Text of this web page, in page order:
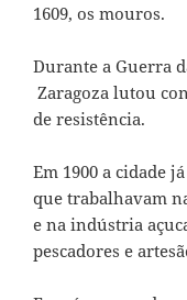
1609, os mouros.
Durante a Guerra
Zaragoza lutou
de resistência.
Em 1900 a cidade
que trabalhavam
e na indústria
pescadores e